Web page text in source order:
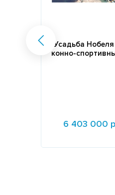
Усадьба
конно-
6 403 000